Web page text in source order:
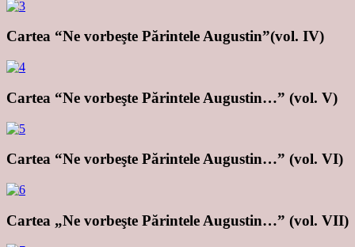
Cartea “Ne vorbeşte Părintele Augustin”(vol. IV)
Cartea “Ne vorbeşte Părintele Augustin…” (vol. V)
Cartea “Ne vorbeşte Părintele Augustin…” (vol. VI)
Cartea „Ne vorbeşte Părintele Augustin…” (vol. VII)